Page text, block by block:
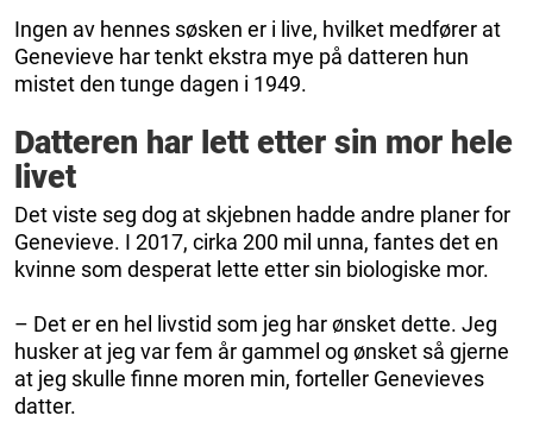
Ingen av hennes søsken er i live, hvilket medfører at
Genevieve har tenkt ekstra mye på datteren hun
mistet den tunge dagen i 1949.
Datteren har lett etter sin mor hele
livet
Det viste seg dog at skjebnen hadde andre planer for
Genevieve. I 2017, cirka 200 mil unna, fantes det en
kvinne som desperat lette etter sin biologiske mor.
– Det er en hel livstid som jeg har ønsket dette. Jeg
husker at jeg var fem år gammel og ønsket så gjerne
at jeg skulle finne moren min, forteller Genevieves
datter.